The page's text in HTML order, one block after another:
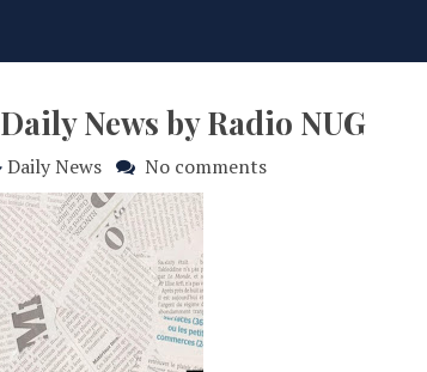
News by Radio NUG
Daily News No comments